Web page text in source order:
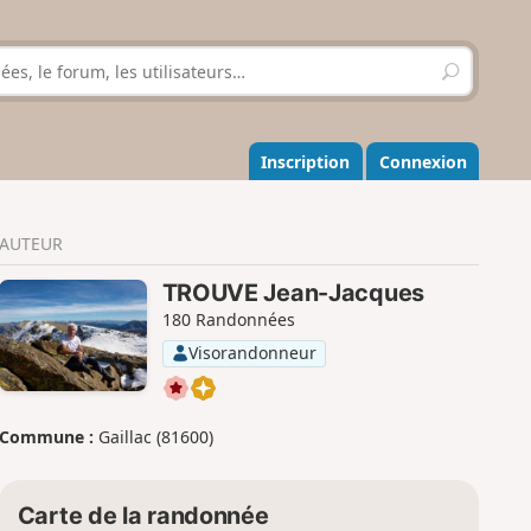
R
e
h
e
r
r
Inscription Connexion
AUTEUR
TROUVE Jean-Jacques
180 Randonnées
Visorandonneur
Commune : Gaillac (81600)
Carte de la randonnée